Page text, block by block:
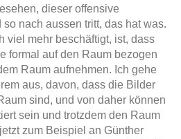
dieser offensive
nach aussen tritt, das hat was.
viel mehr beschäftigt, ist, dass
formal auf den Raum bezogen
Raum aufnehmen. Ich gehe
aus, davon, dass die Bilder
sind, und von daher können
sein und trotzdem den Raum
zum Beispiel an Günther